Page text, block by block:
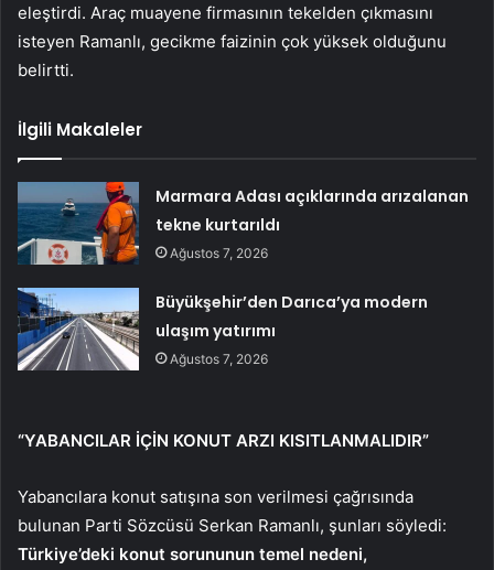
eleştirdi. Araç muayene firmasının tekelden çıkmasını
isteyen Ramanlı, gecikme faizinin çok yüksek olduğunu
belirtti.
İlgili Makaleler
Marmara Adası açıklarında arızalanan
tekne kurtarıldı
Ağustos 7, 2026
Büyükşehir’den Darıca’ya modern
ulaşım yatırımı
Ağustos 7, 2026
“YABANCILAR İÇİN KONUT ARZI KISITLANMALIDIR”
Yabancılara konut satışına son verilmesi çağrısında
bulunan Parti Sözcüsü Serkan Ramanlı, şunları söyledi:
Türkiye’deki konut sorununun temel nedeni,